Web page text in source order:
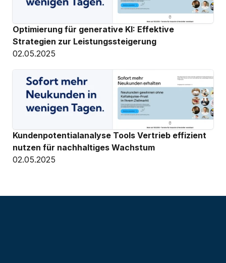
Optimierung für generative KI: Effektive
Strategien zur Leistungssteigerung
02.05.2025
Kundenpotentialanalyse Tools Vertrieb effizient
nutzen für nachhaltiges Wachstum
02.05.2025